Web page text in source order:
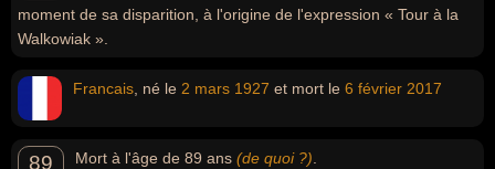
moment de sa disparition, à l'origine de l'expression « Tour à la
Walkowiak ».
Francais , né le 2 mars 1927 et mort le 6 février 2017
89 Mort à l'âge de 89 ans (de quoi ?)